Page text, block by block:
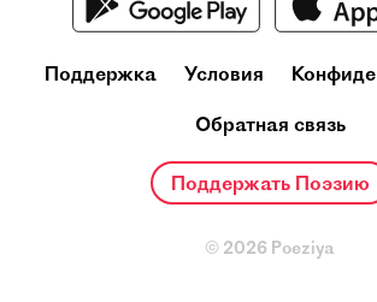
Поддержка Условия
Обратная связь
Поддержать Поэзию
© 2026 Poeziya